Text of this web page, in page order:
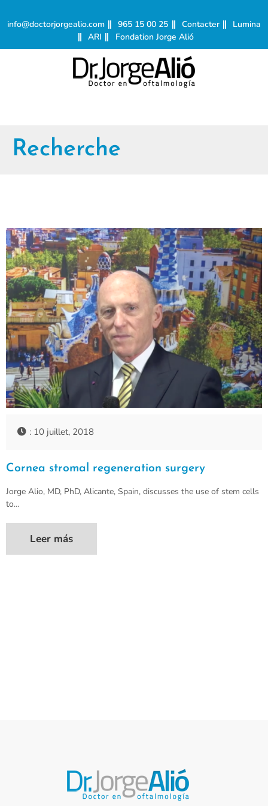
info@doctorjorgealio.com 965 15 00 25 Contacter
Lumina
ARI
Fondation Jorge Alió
Recherche
: 10 juillet, 2018
Cornea stromal regeneration surgery
Jorge Alio, MD, PhD, Alicante, Spain, discusses the use of stem cells
to…
Leer más